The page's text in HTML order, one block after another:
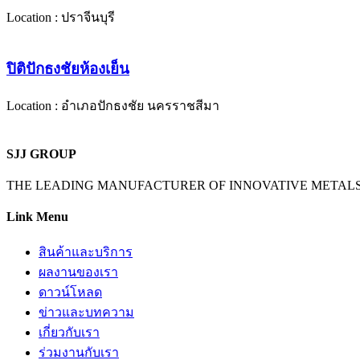
Location : ปราจีนบุรี
ปิติปักธงชัยห้องเย็น
Location : อำเภอปักธงชัย นครราชสีมา
SJJ GROUP
THE LEADING MANUFACTURER OF INNOVATIVE
Link Menu
สินค้าและบริการ
ผลงานของเรา
ดาวน์โหลด
ข่าวและบทความ
เกี่ยวกับเรา
ร่วมงานกับเรา